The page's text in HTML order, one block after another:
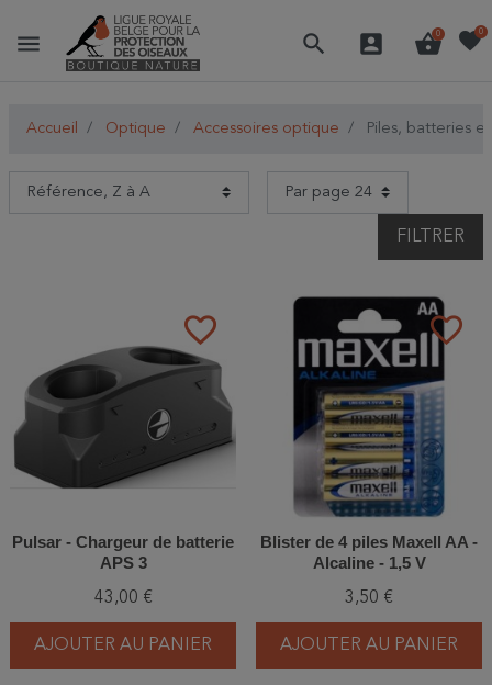
menu search account_box shopping_basket
0 favorite0
Accueil Optique Accessoires optique Piles, batteries
FILTRER
favorite_border
Pulsar - Chargeur de batterie
APS 3
43,00 €
AJOUTER AU PANIER
favorite_border
Blister de 4 piles Maxell AA -
Alcaline - 1,5 V
3,50 €
AJOUTER AU PANIER